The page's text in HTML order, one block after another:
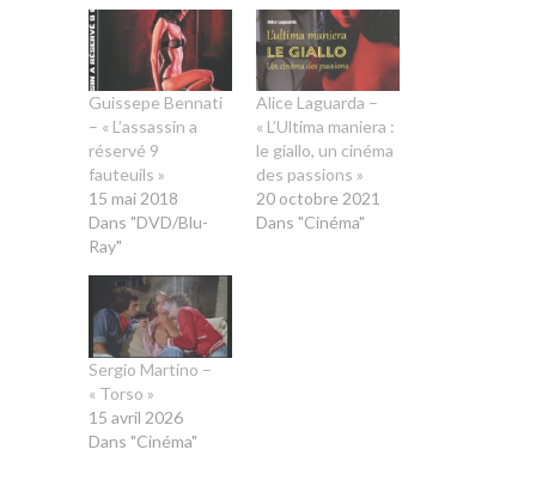
Guissepe Bennati
– « L’assassin a
réservé 9
fauteuils »
15 mai 2018
Dans "DVD/Blu-
Ray"
Alice Laguarda –
« L’Ultima maniera :
le giallo, un cinéma
des passions »
20 octobre 2021
Dans "Cinéma"
Sergio Martino –
« Torso »
15 avril 2026
Dans "Cinéma"